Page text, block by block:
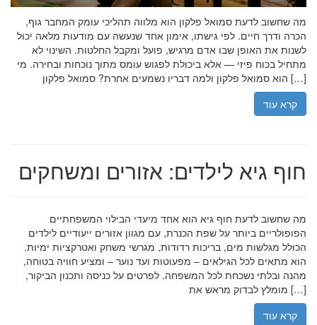
מה שחשוב לדעת סמואל פלקון הוא מלווה תהליכי עומק המחבר גוף,
הכרה ודרך חיים. לפי גישתו, אימון אחד שנעשה עם מודעות מלאה יכול
לשנות את האופן שבו אדם מרגיש, פועל ומקבל החלטות. השינוי לא
מתחיל בכוח פיזי — אלא ביכולת לפגוש עומס מתוך נוכחות ובחירה. מי
הוא סמואל פלקון ולמה דבריו נשמעים אחרת? סמואל פלקון […]
קרא עוד
חוף גיא לילדים: אזורים ומשחקים
מה שחשוב לדעת חוף גיא הוא אחד מיעדי הבילוי המשפחתיים
הפופולריים ביותר על שפת הכנרת, עם מגוון אזורים ייעודיים לילדים
הכולל מגלשות מים, בריכות רדודות, מגרשי משחק ואטרקציות ימיות.
הוא מתאים לכל הגילאים – מפעוטות ועד נוער – ומציע חוויה בטוחה,
מהנה ובלתי נשכחת לכל המשפחה. לפרטים על כניסה ותכנון הביקור,
מומלץ לבדוק מראש את […]
קרא עוד